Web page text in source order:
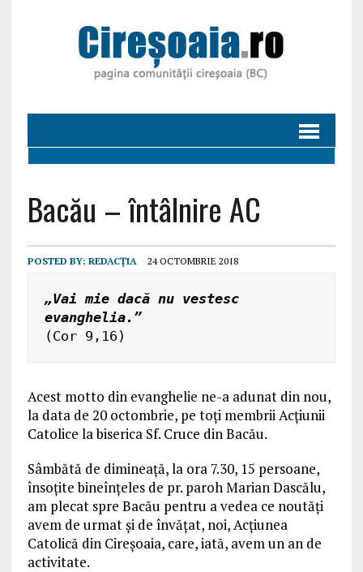
Bacău – întâlnire AC
POSTED BY: REDACȚIA 24 OCTOMBRIE 2018
„Vai mie dacă nu vestesc
evanghelia.”
(Cor 9,16)
Acest motto din evanghelie ne-a adunat din nou,
la data de 20 octombrie, pe toți membrii Acțiunii
Catolice la biserica Sf. Cruce din Bacău.
Sâmbătă de dimineață, la ora 7.30, 15 persoane,
însoțite bineînțeles de pr. paroh Marian Dascălu,
am plecat spre Bacău pentru a vedea ce noutăți
avem de urmat și de învățat, noi, Acțiunea
Catolică din Cireșoaia, care, iată, avem un an de
activitate.